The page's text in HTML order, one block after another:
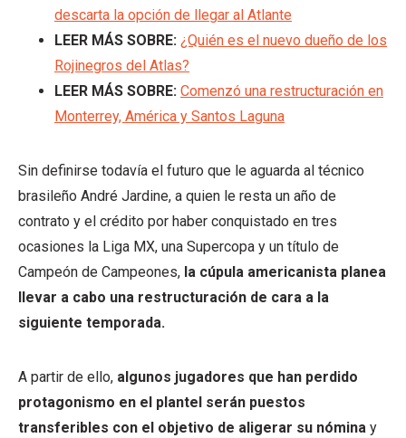
descarta la opción de llegar al Atlante
LEER MÁS SOBRE: ¿Quién es el nuevo dueño de los
Rojinegros del Atlas?
LEER MÁS SOBRE: Comenzó una restructuración en
Monterrey, América y Santos Laguna
Sin definirse todavía el futuro que le aguarda al técnico
brasileño André Jardine, a quien le resta un año de
contrato y el crédito por haber conquistado en tres
ocasiones la Liga MX, una Supercopa y un título de
Campeón de Campeones, la cúpula americanista planea
llevar a cabo una restructuración de cara a la
siguiente temporada.
A partir de ello, algunos jugadores que han perdido
protagonismo en el plantel serán puestos
transferibles con el objetivo de aligerar su nómina y